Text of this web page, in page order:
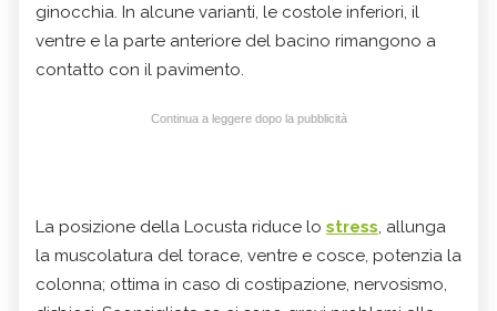
ginocchia. In alcune varianti, le costole inferiori, il
ventre e la parte anteriore del bacino rimangono a
contatto con il pavimento.
Continua a leggere dopo la pubblicità
La posizione della Locusta riduce lo stress, allunga
la muscolatura del torace, ventre e cosce, potenzia la
colonna; ottima in caso di costipazione, nervosismo,